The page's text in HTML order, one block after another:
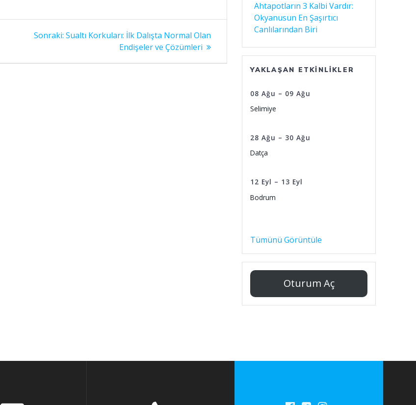
Sonraki: Sonraki
Sualtı Korkuları: İlk Dalışta Normal Olan
Endişeler ve Çözümleri
Ahtapotların 3 Kalbi Vardır:
Okyanusun En Şaşırtıcı
Canlılarından Biri
YAKLAŞAN ETKINLIKLER
08 Ağu – 09 Ağu
Selimiye
28 Ağu – 30 Ağu
Datça
12 Eyl – 13 Eyl
Bodrum
Tümünü Görüntüle
Oturum Aç